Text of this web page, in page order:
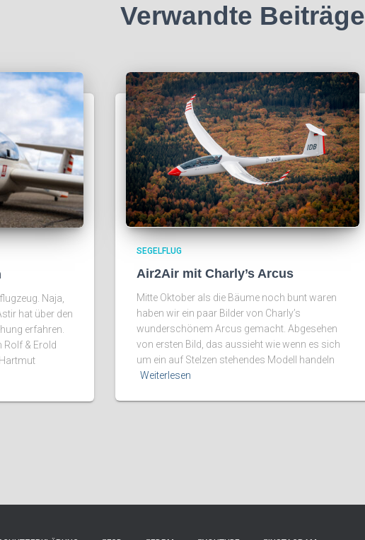
Verwandte Beiträge
Naja,
hat über den
erfahren.
Rolf & Erold
SEGELFLUG
Air2Air mit Charly’s Arcus
Mitte Oktober als die Bäume noch bunt waren
haben wir ein paar Bilder von Charly’s
wunderschönem Arcus gemacht. Abgesehen
von ersten Bild, das aussieht wie wenn es sich
um ein auf Stelzen stehendes Modell handeln
Weiterlesen